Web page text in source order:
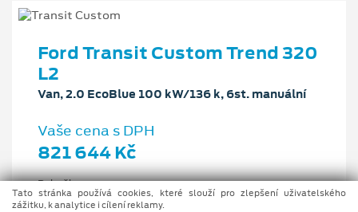
Ford Transit Custom Trend 320
L2
Van, 2.0 EcoBlue 100 kW/136 k, 6st. manuální
Vaše cena s DPH
821 644 Kč
Pobočka
Opava
Tato stránka používá cookies, které slouží pro zlepšení uživatelského
zážitku, k analytice i cílení reklamy.